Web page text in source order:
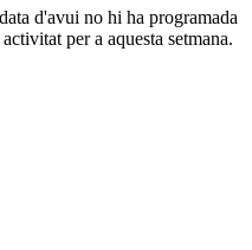
d'avui no hi ha programada
per a aquesta setmana.